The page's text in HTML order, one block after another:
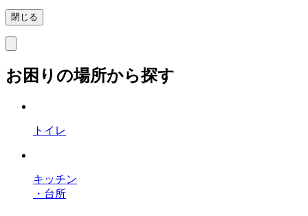
閉じる
お困りの場所から探す
トイレ
キッチン
・台所